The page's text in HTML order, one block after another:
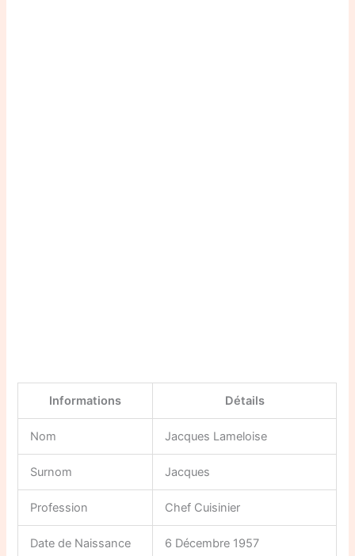
Informations Détails
Nom Jacques Lameloise
Surnom Jacques
Profession Chef Cuisinier
Date de Naissance 6 Décembre 1957